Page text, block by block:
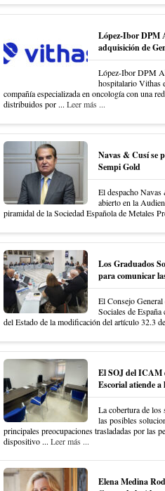
López-Ibor DPM
adquisición de
López-Ibor DPM
hospitalario Vithas
compañía especializada en oncología con una
distribuidos por ... Leer más ...
Navas & Cusí se
Sempi Gold
El despacho
abierto en la
piramidal de la Sociedad Española de Metales
Los Graduados
para comunicar
El Consejo
Sociales de
del Estado de la modificación del artículo 32.3
El SOJ del ICAM
Escorial atiende a
La cobertura de los
las posibles
principales preocupaciones trasladadas por las
dispositivo ... Leer más ...
Elena Medina